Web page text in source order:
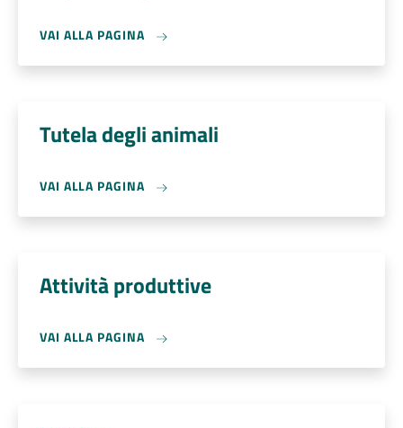
VAI ALLA PAGINA
Tutela degli animali
VAI ALLA PAGINA
Attività produttive
VAI ALLA PAGINA